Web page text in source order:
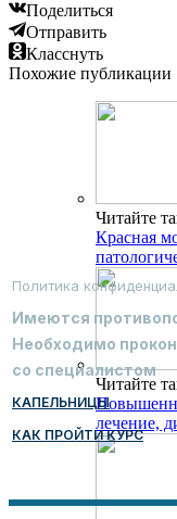
Поделиться
Отправить
Класснуть
Похожие публикации
Читайте
Красная
Читайте
лечение,
Политика
Имеются
Необходимо
со специалистом
КАПЕЛЬНИЦЫ
КАК ПРОЙТИ КУРС